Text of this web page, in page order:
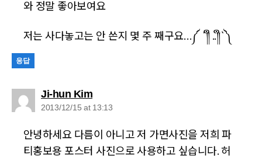
와 정말 좋아보여요
저는 사다놓고는 안 쓴지 몇 주 째구요…༼ ´༎ຶ ..༎ຶ`༽
응답
Ji-hun Kimsays:
2013/12/15 at 13:13
안녕하세요 다름이 아니고 저 가면사진을 저희 파
티홍보용 포스터 사진으로 사용하고 싶습니다. 허